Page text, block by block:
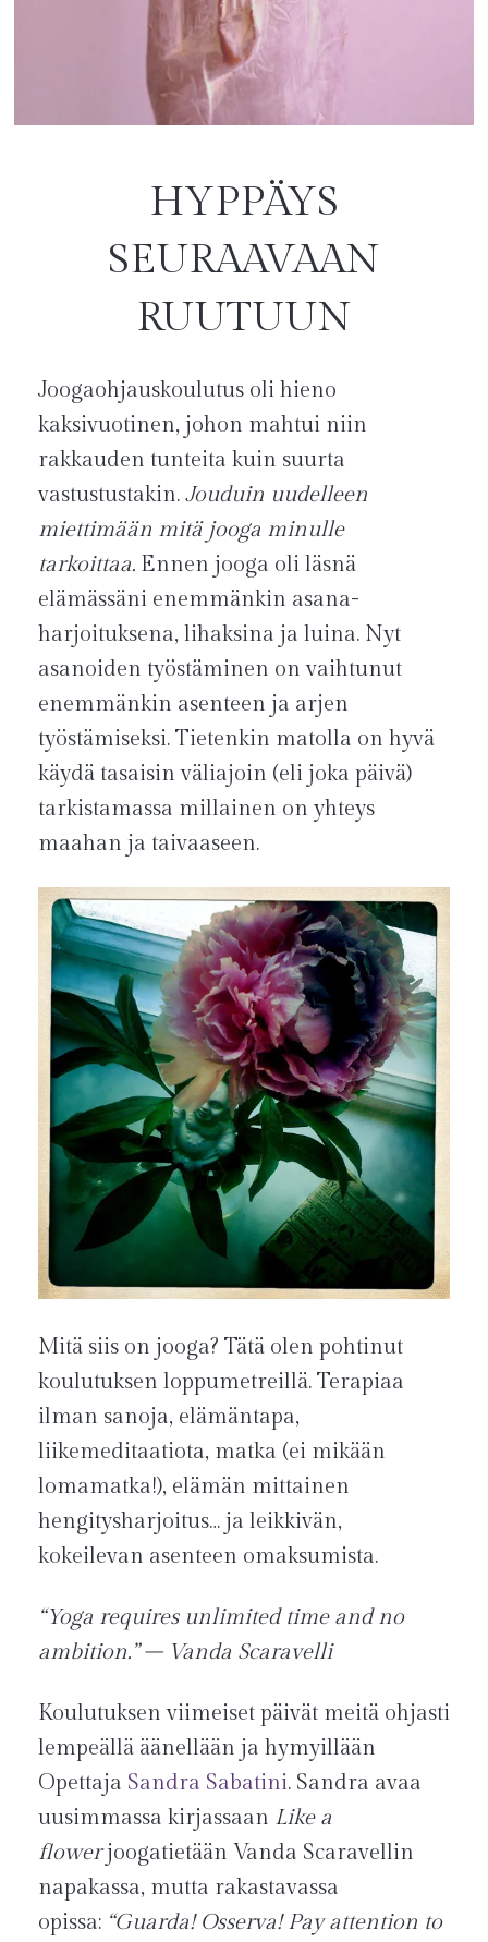
HYPPÄYS
SEURAAVAAN
RUUTUUN
Joogaohjauskoulutus oli hieno
kaksivuotinen, johon mahtui niin
rakkauden tunteita kuin suurta
vastustustakin. Jouduin uudelleen
miettimään mitä jooga minulle
tarkoittaa. Ennen jooga oli läsnä
elämässäni enemmänkin asana-
harjoituksena, lihaksina ja luina. Nyt
asanoiden työstäminen on vaihtunut
enemmänkin asenteen ja arjen
työstämiseksi. Tietenkin matolla on hyvä
käydä tasaisin väliajoin (eli joka päivä)
tarkistamassa millainen on yhteys
maahan ja taivaaseen.
Mitä siis on jooga? Tätä olen pohtinut
koulutuksen loppumetreillä. Terapiaa
ilman sanoja, elämäntapa,
liikemeditaatiota, matka (ei mikään
lomamatka!), elämän mittainen
hengitysharjoitus… ja leikkivän,
kokeilevan asenteen omaksumista.
“Yoga requires unlimited time and no
ambition.” – Vanda Scaravelli
Koulutuksen viimeiset päivät meitä ohjasti
lempeällä äänellään ja hymyillään
Opettaja Sandra Sabatini. Sandra avaa
uusimmassa kirjassaan Like a
flowerjoogatietään Vanda Scaravellin
napakassa, mutta rakastavassa
opissa: “Guarda! Osserva! Pay attention to